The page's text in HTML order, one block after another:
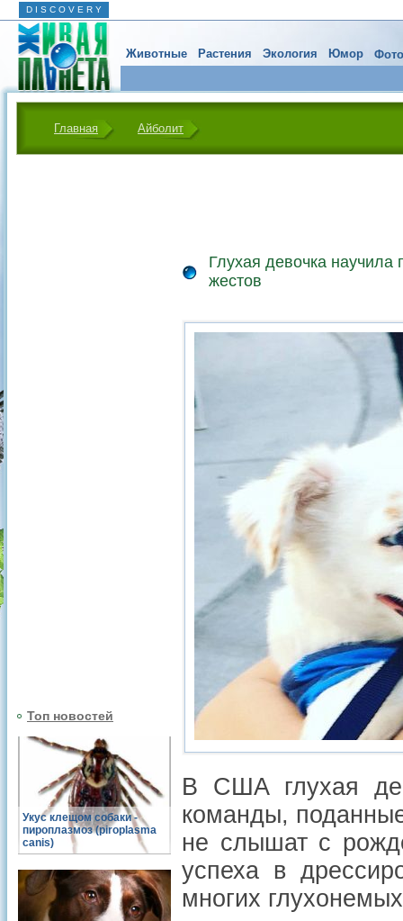
D I S C O V E R Y
Животные Растения Экология Юмор
Главная Айболит
Топ новостей
Укус клещом собаки -
пироплазмоз (piroplasma
canis)
Глухая девочка научила
жестов
В США глухая
команды,
не слышат с
успеха в
многих